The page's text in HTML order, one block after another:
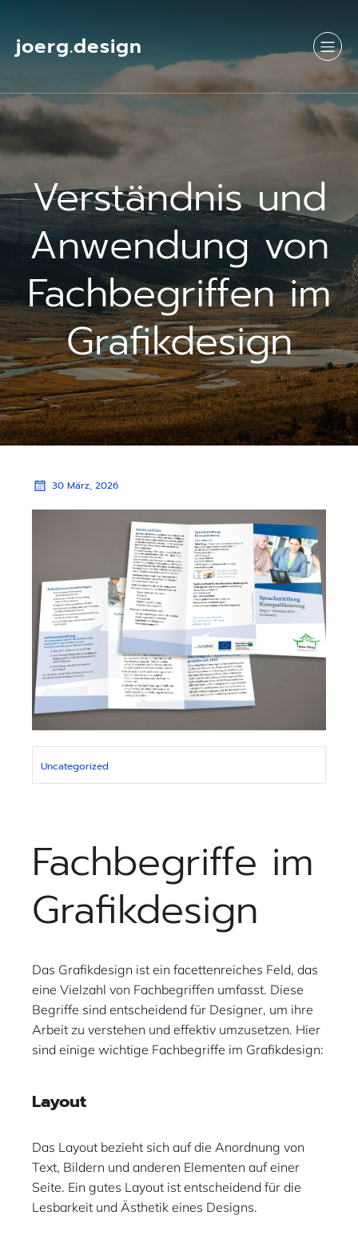
joerg.design
Verständnis und
Anwendung von
Fachbegriffen im
Grafikdesign
30 März, 2026
Uncategorized
Fachbegriffe im
Grafikdesign
Das Grafikdesign ist ein facettenreiches Feld, das
eine Vielzahl von Fachbegriffen umfasst. Diese
Begriffe sind entscheidend für Designer, um ihre
Arbeit zu verstehen und effektiv umzusetzen. Hier
sind einige wichtige Fachbegriffe im Grafikdesign:
Layout
Das Layout bezieht sich auf die Anordnung von
Text, Bildern und anderen Elementen auf einer
Seite. Ein gutes Layout ist entscheidend für die
Lesbarkeit und Ästhetik eines Designs.